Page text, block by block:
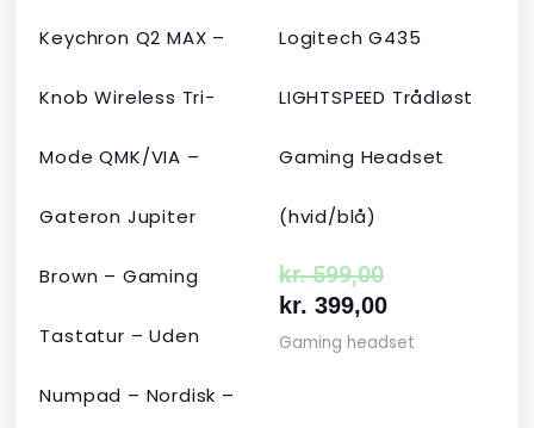
Keychron Q2 MAX –
Knob Wireless Tri-
Mode QMK/VIA –
Gateron Jupiter
Brown – Gaming
Tastatur – Uden
Numpad – Nordisk –
Logitech G435
LIGHTSPEED Trådløst
Gaming Headset
(hvid/blå)
kr.599,00
kr. 399,00
Gaming headset